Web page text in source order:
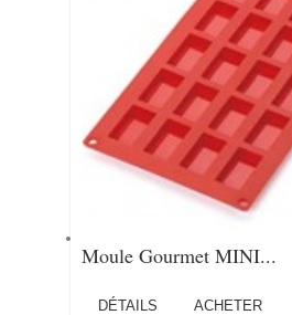
Moule Gourmet MINI...
DÉTAILS ACHETER